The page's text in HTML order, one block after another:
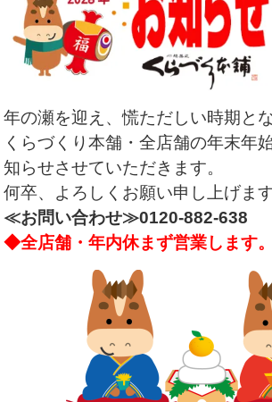
年の瀬を迎え、慌ただしい時期と
くらづくり本舗・全店舗の年末年
知らせさせていただきます。
何卒、よろしくお願い申し上げます
≪お問い合わせ≫0120-882-638
◆全店舗・年内休まず営業します。